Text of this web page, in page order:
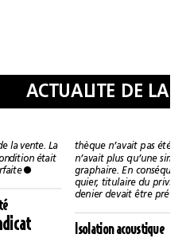
action en réalisation forcée de la vente. La
cour ayant constaté que la condition était
levée, la vente était donc parfaite 
Vente d’un lot de copropriété
Le privilège du syndicat Isolation acoustique